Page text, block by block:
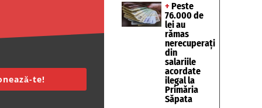
te!
+ Peste
76.000 de
lei au
rămas
nerecuperați
din
salariile
acordate
ilegal la
Primăria
Săpata